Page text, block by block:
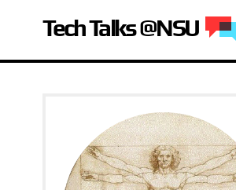
Tech Talks @NSU